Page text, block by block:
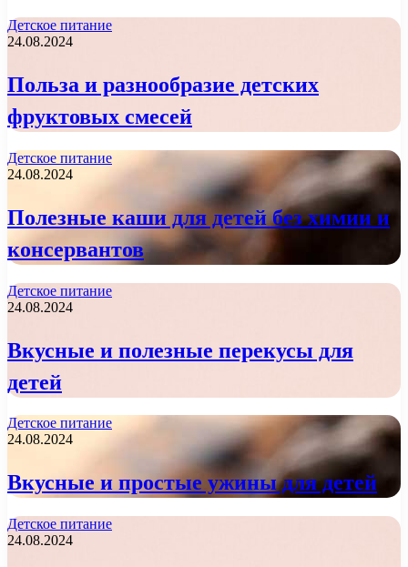
Детское питание
24.08.2024
Польза и разнообразие детских
фруктовых смесей
Детское питание
24.08.2024
Полезные каши для детей без химии и
консервантов
Детское питание
24.08.2024
Вкусные и полезные перекусы для
детей
Детское питание
24.08.2024
Вкусные и простые ужины для детей
Детское питание
24.08.2024